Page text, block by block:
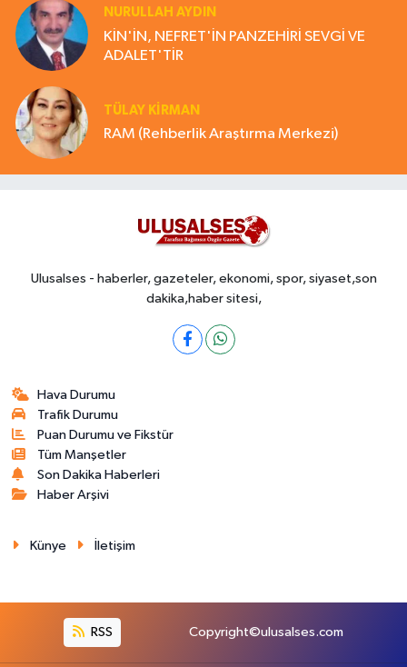
NURULLAH AYDIN
KİN'İN, NEFRET'İN PANZEHİRİ SEVGİ VE
ADALET'TİR
TÜLAY KİRMAN
RAM (Rehberlik Araştırma Merkezi)
Ulusalses - haberler, gazeteler, ekonomi, spor, siyaset,son
dakika,haber sitesi,
Hava Durumu
Trafik Durumu
Puan Durumu ve Fikstür
Tüm Manşetler
Son Dakika Haberleri
Haber Arşivi
Künye İletişim
RSS Copyright©ulusalses.com